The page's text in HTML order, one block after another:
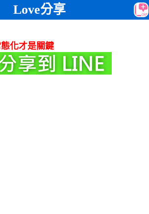
Love分享
化才是關鍵